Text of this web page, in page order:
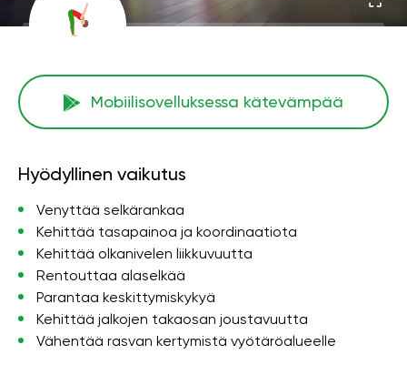
Mobiilisovelluksessa kätevämpää
Hyödyllinen vaikutus
Venyttää selkärankaa
Kehittää tasapainoa ja koordinaatiota
Kehittää olkanivelen liikkuvuutta
Rentouttaa alaselkää
Parantaa keskittymiskykyä
Kehittää jalkojen takaosan joustavuutta
Vähentää rasvan kertymistä vyötäröalueelle